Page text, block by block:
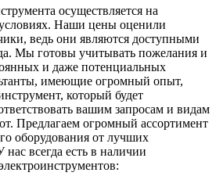
осуществляется на
Наши цены оценили
ведь они являются доступными
Мы готовы учитывать пожелания и
и даже потенциальных
имеющие огромный опыт,
который будет
вашим запросам и видам
Предлагаем огромный ассортимент
оборудования от лучших
всегда есть в наличии